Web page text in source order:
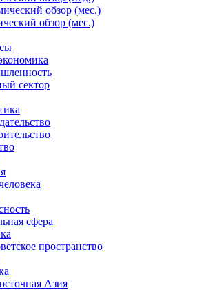
обзор (мес.)
обзор (мес.)
сектор
сфера
пространство
Азия